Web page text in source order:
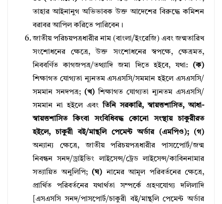
তাহার আইনানুগ অভিভাবক উক্ত আদেশের বিরুদ্ধে কমিশন
বরাবর আপিল করিতে পারিবেন।
জাতীয় পরিচয়পত্রধারীর নাম (বাংলা/ইংরেজি) এবং জন্মতারিখ
সংশােধনের ক্ষেত্রে, উক্ত সংশােধনের স্বপক্ষে, ক্ষেত্রমত,
নিববর্ণিত কাগজপত্র/তথ্যাদি জমা দিতে হইবে, যথা: (ক)
শিক্ষাগত যােগ্যতা ন্যূনতম এসএসসি/সমমান হইলে এসএসসি/
সমমান সনদপত্র; (খ) শিক্ষাগত যােগ্যতা ন্যূনতম এসএসসি/
সমমান না হইলে এবংতিনি সরকারি, স্বায়ত্তশাসিত, আধা-
স্বায়ত্তশাসিত কিংবা সংবিধিবদ্ধ কোনাে সংস্থায় চাকুরীরত
হইলে, চাকুরী বই/মান্থলি পেমেন্ট অর্ডার (এমপিও);
(গ)
অন্যান্য ক্ষেত্রে, জাতীয় পরিচয়পত্রধারীর পাসপোের্ট/জন্ম
নিবন্ধন সনদ/ড্রাইভিং লাইসেন্স/ট্রেড লাইসেন্স/কাবিননামার
সত্যায়িত অনুলিপি; (ঘ) নামের আমূল পরিবর্তনের ক্ষেত্রে,
প্রার্থিত পরিবর্তনের যথার্থতা সম্পর্কে গ্রহণযােগ্য দলিলাদি
[এসএসসি সনদ/পাসপাের্ট/চাকুরী বই/মান্থলি পেমেন্ট অর্ডার